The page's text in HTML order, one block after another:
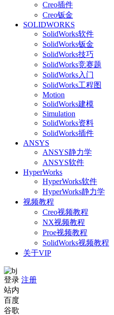
Creo插件
Creo钣金
SOLIDWORKS
SolidWorks软件
SolidWorks钣金
SolidWorks技巧
SolidWorks竞赛题
SolidWorks入门
SolidWorks工程图
Motion
SolidWorks建模
Simulation
SolidWorks资料
SolidWorks插件
ANSYS
ANSYS静力学
ANSYS软件
HyperWorks
HyperWorks软件
HyperWorks静力学
视频教程
Creo视频教程
NX视频教程
Proe视频教程
SolidWorks视频教程
关于VIP
登录 注册
站内
百度
谷歌